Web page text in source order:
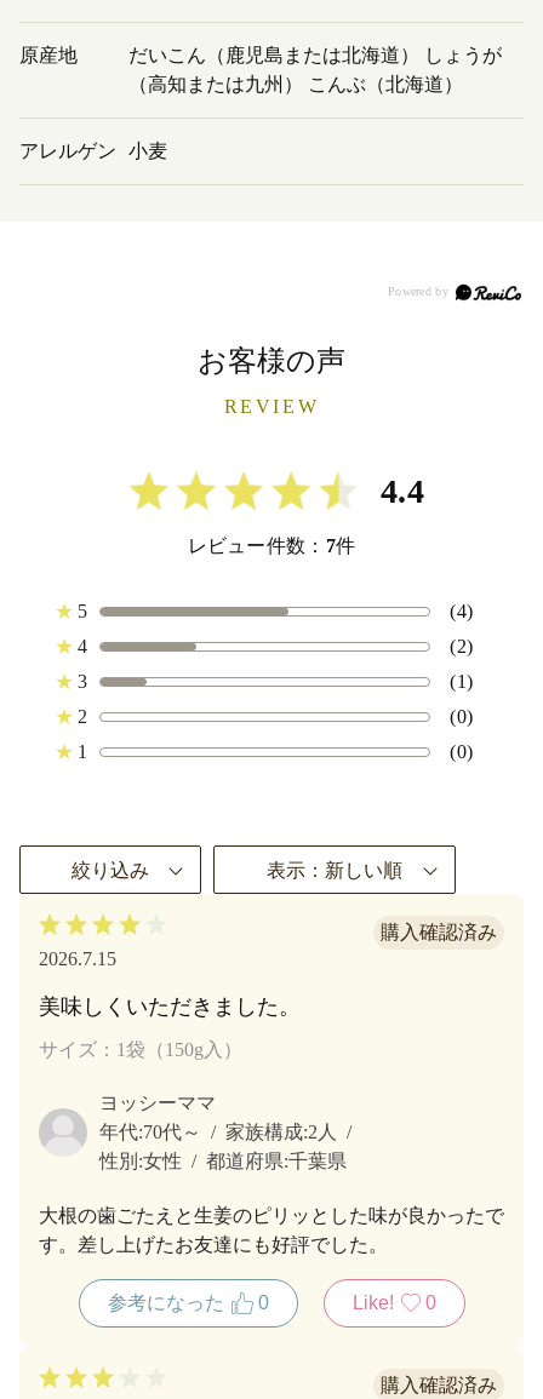
原産地
だいこん（鹿児島または北海道） しょうが
（高知または九州） こんぶ（北海道）
アレルゲン 小麦
お客様の声
REVIEW
4.4
レビュー件数： 7件
★ 5
(4)
★ 4
(2)
★ 3
(1)
★ 2
(0)
★ 1 (0)
絞り込み 表示：新しい順
2026.7.15
美味しくいただきました。
サイズ：1袋（150g入）
ヨッシーママ
年代:70代～ 家族構成:2人
性別:女性 都道府県:千葉県
大根の歯ごたえと生姜のピリッとした味が良かったで
す。差し上げたお友達にも好評でした。
参考になった 0 Like! 0